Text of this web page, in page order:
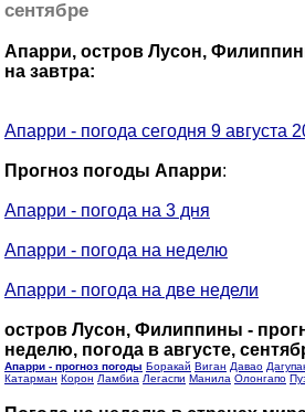
сентябре
Апарри, остров Лусон,
на завтра:
Апарри - погода сегодня 9 августа
Прогноз погоды Апарри:
Апарри - погода на 3 дня
Апарри - погода на неделю
Апарри - погода на две недели
остров Лусон, Филиппины -
неделю, погода в августе,
Апарри - прогноз погоды Боракай Виган Давао
Катарман Корон Ламбиа Легаспи Манила Олонгапо